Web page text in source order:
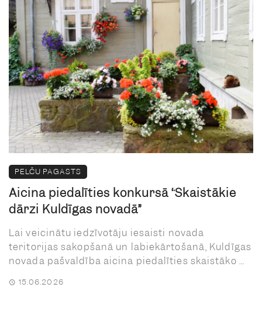
PELČU PAGASTS
Aicina piedalīties konkursā “Skaistākie
dārzi Kuldīgas novadā”
Lai veicinātu iedzīvotāju iesaisti novada
teritorijas sakopšanā un labiekārtošanā, Kuldīgas
novada pašvaldība aicina piedalīties skaistāko ...
15.06.2026